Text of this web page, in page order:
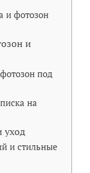
и фотозон
и
под
на
уход
и стильные